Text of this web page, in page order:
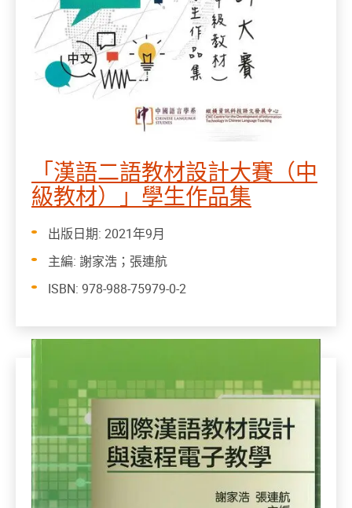
「漢語二語教材設計大賽（中
級教材）」學生作品集
出版日期: 2021年9月
主編: 謝家浩；張連航
ISBN: 978-988-75979-0-2